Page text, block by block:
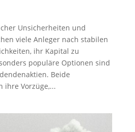
Unsicherheiten und
viele Anleger nach stabilen
ihr Kapital zu
populäre Optionen sind
Beide
ihre Vorzüge,...